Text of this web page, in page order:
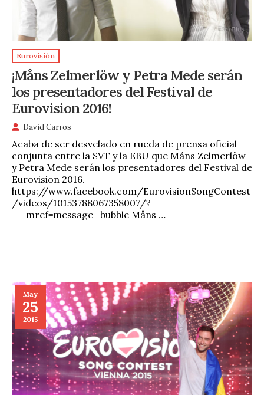
Eurovisión
¡Måns Zelmerlöw y Petra Mede serán
los presentadores del Festival de
Eurovision 2016!
David Carros
Acaba de ser desvelado en rueda de prensa oficial
conjunta entre la SVT y la EBU que Måns Zelmerlöw
y Petra Mede serán los presentadores del Festival de
Eurovision 2016.
https://www.facebook.com/EurovisionSongContest
/videos/10153788067358007/?
__mref=message_bubble Måns …
May
25
2015